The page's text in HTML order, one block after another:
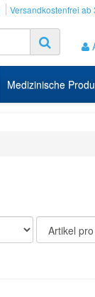
Versandkostenfrei ab
Medizinische